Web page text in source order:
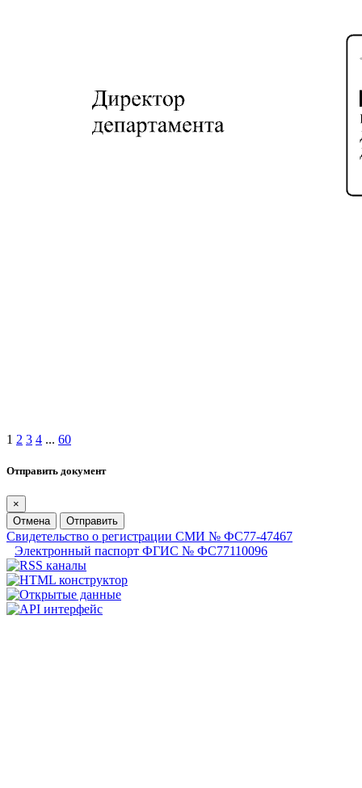
1 2 3 4 ... 60
Отправить документ
×
Отмена
Отправить
Свидетельство о регистрации СМИ № ФС77-47467
Электронный паспорт ФГИС № ФС77110096